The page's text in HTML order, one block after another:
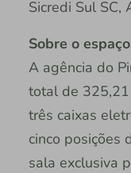
Sicredi Sul SC,
Sobre o espaço
A agência do
total de 325,21
três caixas
cinco posições
sala exclusiva